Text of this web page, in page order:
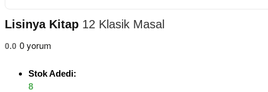
Lisinya Kitap 12 Klasik Masal
0.0 0 yorum
Stok Adedi:
8